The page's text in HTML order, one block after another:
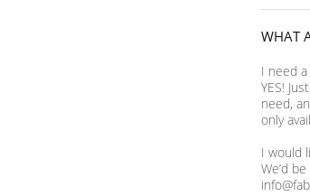
WHAT
I need a
YES!
need,
only
I would
We’d